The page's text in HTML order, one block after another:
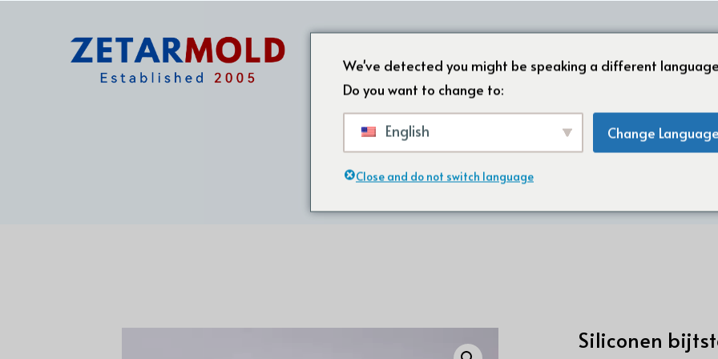
HOME OVER ONS ONZE
Home
Siliconen
We've detected you might be speaking a different
Do you want to change to:
English Change
Close and do not switch language